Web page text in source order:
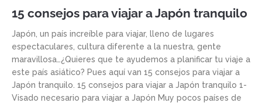
15 consejos para viajar a Japón tranquilo
Japón, un país increíble para viajar, lleno de lugares
espectaculares, cultura diferente a la nuestra, gente
maravillosa…¿Quieres que te ayudemos a planificar tu viaje a
este país asiático? Pues aquí van 15 consejos para viajar a
Japón tranquilo. 15 consejos para viajar a Japón tranquilo 1-
Visado necesario para viajar a Japón Muy pocos países de